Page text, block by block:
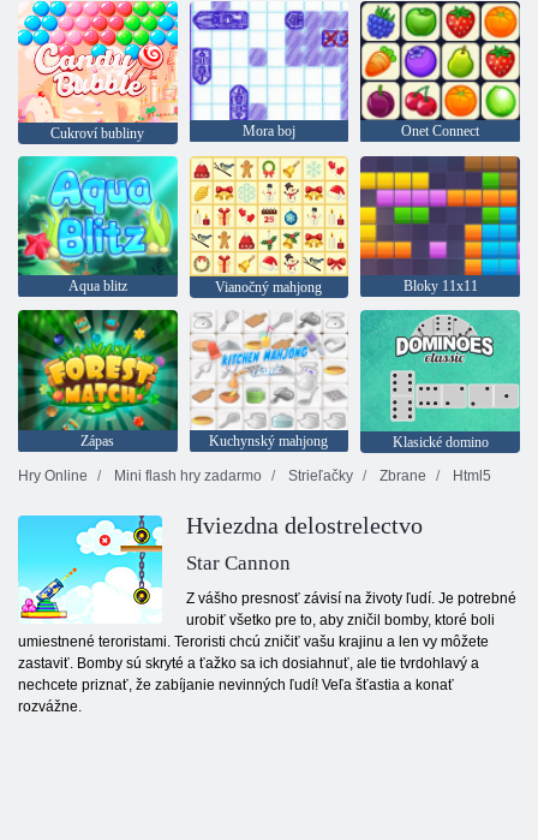
Cukroví bubliny Mora boj Onet Connect
Aqua blitz Vianočný mahjong Bloky 11x11
Zápas Kuchynský mahjong
Klasické domino
Hry Online
Mini flash hry zadarmo Strieľačky Zbrane Html5
Hviezdna delostrelectvo
Star Cannon
Z vášho presnosť závisí na životy ľudí. Je potrebné
urobiť všetko pre to, aby zničil bomby, ktoré boli
umiestnené teroristami. Teroristi chcú zničiť vašu krajinu a len vy môžete
zastaviť. Bomby sú skryté a ťažko sa ich dosiahnuť, ale tie tvrdohlavý a
nechcete priznať, že zabíjanie nevinných ľudí! Veľa šťastia a konať
rozvážne.